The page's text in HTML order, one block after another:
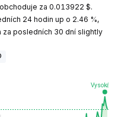
za 0.013922 $.
24 hodin up o 2.46 %,
posledních 30 dní slightly